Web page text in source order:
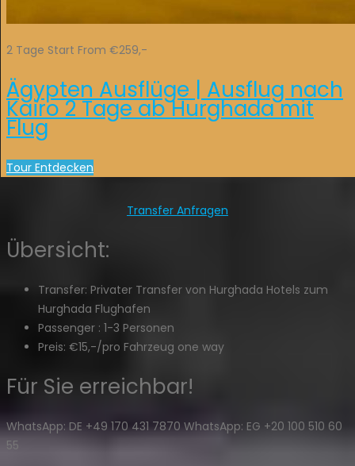
2 Tage Start From €259,-
Ägypten Ausflüge | Ausflug nach
Kairo 2 Tage ab Hurghada mit
Flug
Tour Entdecken
Transfer Anfragen
Übersicht:
Transfer: Privater Transfer von Hurghada Hotels zum
Hurghada Flughafen
Passenger : 1-3 Personen
Preis: €15,-/pro Fahrzeug one way
Für Sie erreichbar!
WhatsApp: DE +49 170 431 7870 WhatsApp: EG +20 100 510 60
55